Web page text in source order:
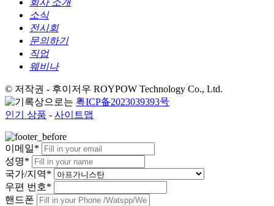
회사 소개
소식
전시회
문의하기
직업
웨비나
© 저작권 - 후이저우 ROYPOW Technology Co., Ltd.
粤ICP备2023039393号
인기 상품 - 사이트맵
이메일*
성명*
국가/지역*
우편 번호*
핸드폰